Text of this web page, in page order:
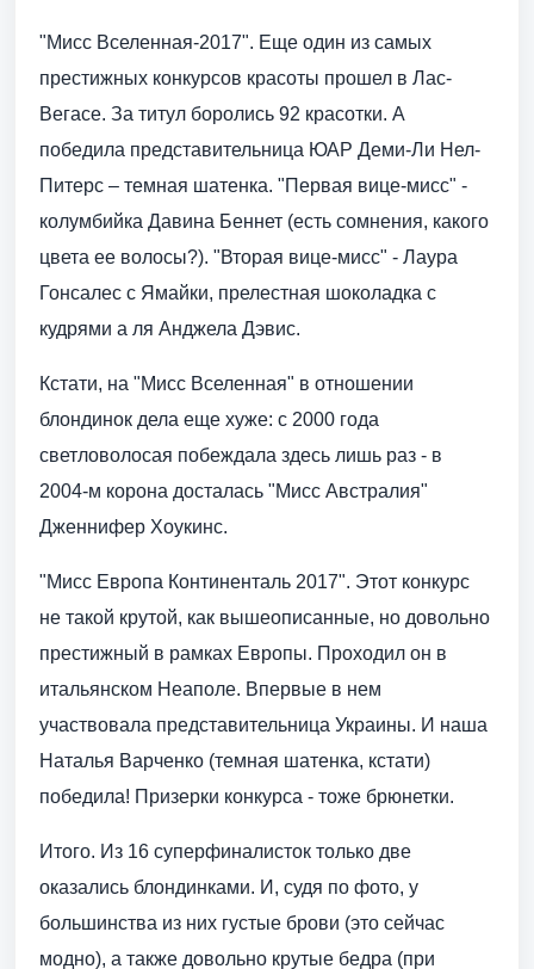
"Мисс Вселенная-2017". Еще один из самых
престижных конкурсов красоты прошел в Лас-
Вегасе. За титул боролись 92 красотки. А
победила представительница ЮАР Деми-Ли Нел-
Питерс – темная шатенка. "Первая вице-мисс" -
колумбийка Давина Беннет (есть сомнения, какого
цвета ее волосы?). "Вторая вице-мисс" - Лаура
Гонсалес с Ямайки, прелестная шоколадка с
кудрями а ля Анджела Дэвис.
Кстати, на "Мисс Вселенная" в отношении
блондинок дела еще хуже: с 2000 года
светловолосая побеждала здесь лишь раз - в
2004-м корона досталась "Мисс Австралия"
Дженнифер Хоукинс.
"Мисс Европа Континенталь 2017". Этот конкурс
не такой крутой, как вышеописанные, но довольно
престижный в рамках Европы. Проходил он в
итальянском Неаполе. Впервые в нем
участвовала представительница Украины. И наша
Наталья Варченко (темная шатенка, кстати)
победила! Призерки конкурса - тоже брюнетки.
Итого. Из 16 суперфиналисток только две
оказались блондинками. И, судя по фото, у
большинства из них густые брови (это сейчас
модно), а также довольно крутые бедра (при